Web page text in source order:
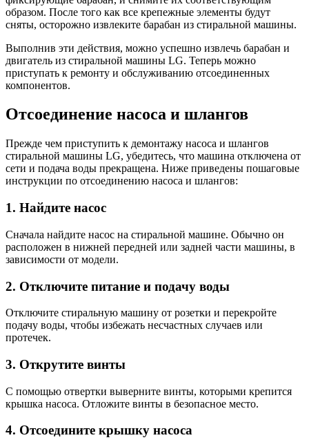
образом. После того как все крепежные элементы будут
сняты, осторожно извлеките барабан из стиральной машины.
Выполнив эти действия, можно успешно извлечь барабан и
двигатель из стиральной машины LG. Теперь можно
приступать к ремонту и обслуживанию отсоединенных
компонентов.
Отсоединение насоса и шлангов
Прежде чем приступить к демонтажу насоса и шлангов
стиральной машины LG, убедитесь, что машина отключена от
сети и подача воды прекращена. Ниже приведены пошаговые
инструкции по отсоединению насоса и шлангов:
1. Найдите насос
Сначала найдите насос на стиральной машине. Обычно он
расположен в нижней передней или задней части машины, в
зависимости от модели.
2. Отключите питание и подачу воды
Отключите стиральную машину от розетки и перекройте
подачу воды, чтобы избежать несчастных случаев или
протечек.
3. Открутите винты
С помощью отвертки выверните винты, которыми крепится
крышка насоса. Отложите винты в безопасное место.
4. Отсоедините крышку насоса